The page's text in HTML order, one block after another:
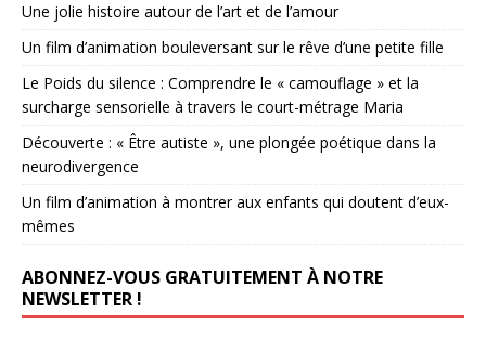
Une jolie histoire autour de l’art et de l’amour
Un film d’animation bouleversant sur le rêve d’une petite fille
Le Poids du silence : Comprendre le « camouflage » et la
surcharge sensorielle à travers le court-métrage Maria
Découverte : « Être autiste », une plongée poétique dans la
neurodivergence
Un film d’animation à montrer aux enfants qui doutent d’eux-
mêmes
ABONNEZ-VOUS GRATUITEMENT À NOTRE
NEWSLETTER !